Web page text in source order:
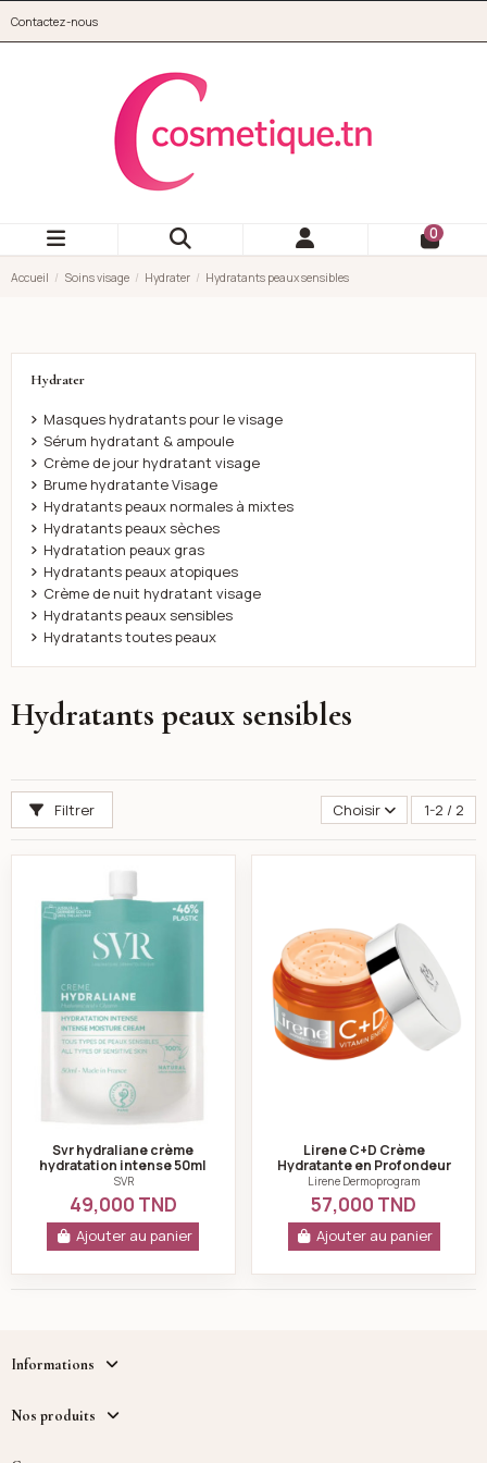
Contactez-nous
0
Accueil Soins visage Hydrater Hydratants peaux sensibles
Hydratants peaux sensibles
Filtrer Choisir 1-2 / 2
Svr hydraliane crème hydratation intense 50ml
Svr hydraliane crème
hydratation intense 50ml
SVR
49,000 TND
Ajouter au panier
Lirene C+D Crème
Hydratante en Profondeur
Peaux Sèches & Sensibles
50 ml
Lirene Dermoprogram
57,000 TND
Ajouter au panier
Hydrater
Masques hydratants pour le visage
Sérum hydratant & ampoule
Crème de jour hydratant visage
Brume hydratante Visage
Hydratants peaux normales à mixtes
Hydratants peaux sèches
Hydratation peaux gras
Hydratants peaux atopiques
Crème de nuit hydratant visage
Hydratants peaux sensibles
Hydratants toutes peaux
Informations
Nos produits